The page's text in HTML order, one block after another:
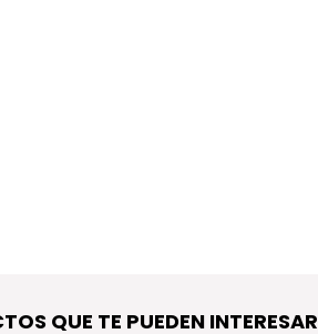
QUE TE PUEDEN INTERESAR